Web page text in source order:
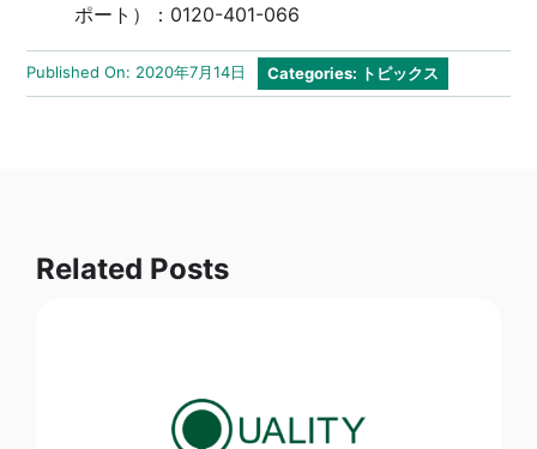
ポート）：0120-401-066
Published On: 2020年7月14日 Categories: トピックス
Related Posts